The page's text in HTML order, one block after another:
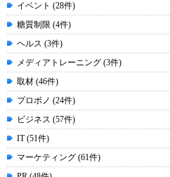
イベント (28件)
糖質制限 (4件)
ヘルス (3件)
メディアトレーニング (3件)
取材 (46件)
プロボノ (24件)
ビジネス (57件)
IT (51件)
マーケティング (61件)